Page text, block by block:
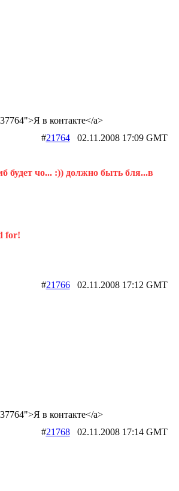
в контакте</a>
#2176402.11.2008 17:09 GMT
будет чо... :)) должно быть бля...в
for!
#2176602.11.2008 17:12 GMT
в контакте</a>
#2176802.11.2008 17:14 GMT